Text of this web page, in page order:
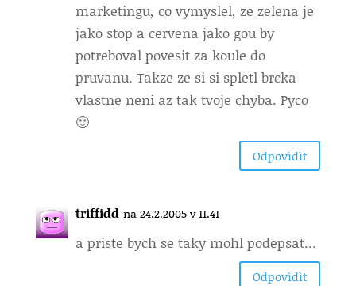
marketingu, co vymyslel, ze zelena je
jako stop a cervena jako gou by
potreboval povesit za koule do
pruvanu. Takze ze si si spletl brcka
vlastne neni az tak tvoje chyba. Pyco
🙂
Odpovìdìt
triffidd na 24.2.2005 v 11.41
a priste bych se taky mohl podepsat…
Odpovìdìt